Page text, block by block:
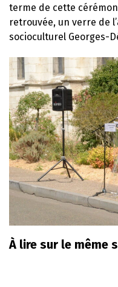
terme de cette
retrouvée, un verre de
socioculturel Georges-
À lire sur le même